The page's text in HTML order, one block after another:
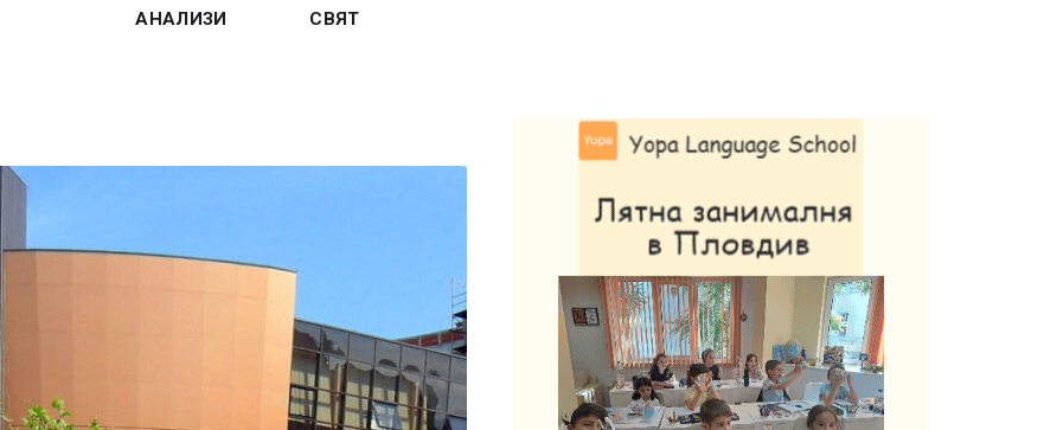
АНАЛИЗИ СВЯТ